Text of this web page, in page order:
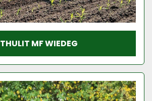
THULIT MF WIEDEG